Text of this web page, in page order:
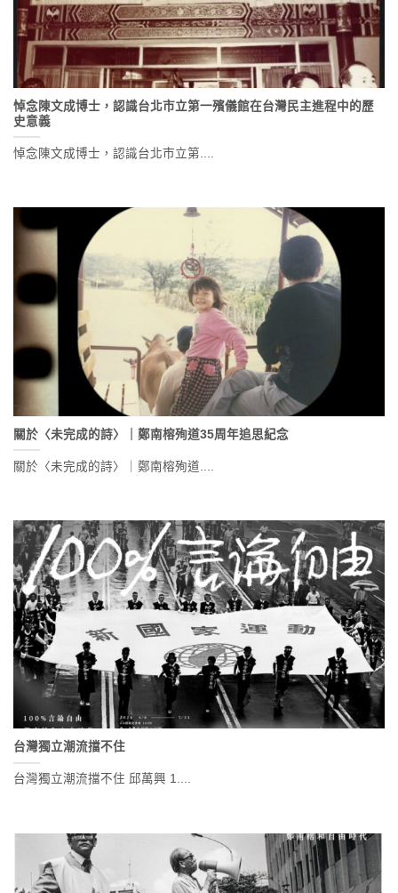
悼念陳文成博士，認識台北市立第一殯儀館在台灣民主進程中的歷
史意義
悼念陳文成博士，認識台北市立第....
關於〈未完成的詩〉｜鄭南榕殉道35周年追思紀念
關於〈未完成的詩〉｜鄭南榕殉道....
台灣獨立潮流擋不住
台灣獨立潮流擋不住 邱萬興 1....